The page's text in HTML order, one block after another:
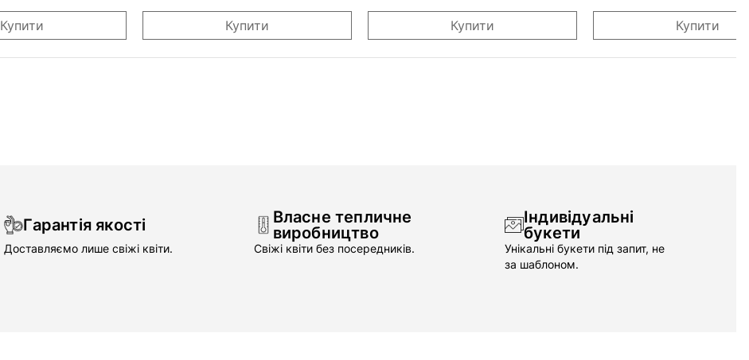
Купити Купити Купити Купити
Гарантія якості
Доставляємо лише свіжі квіти.
Власне тепличне
виробництво
Свіжі квіти без посередників.
Індивідуальні
букети
Унікальні букети під запит, не
за шаблоном.